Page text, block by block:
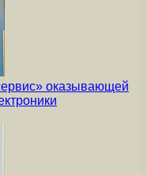
оказывающей